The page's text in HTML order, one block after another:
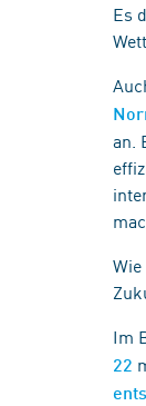
Es
an.
Im
22